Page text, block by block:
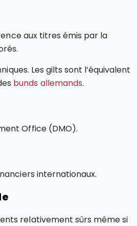
aux titres émis par la
Les gilts sont l’équivalent
bunds allemands.
Office (DMO).
internationaux.
relativement sûrs même si